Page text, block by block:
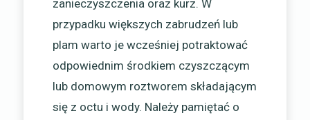
zanieczyszczenia oraz kurz. W
przypadku większych zabrudzeń lub
plam warto je wcześniej potraktować
odpowiednim środkiem czyszczącym
lub domowym roztworem składającym
się z octu i wody. Należy pamiętać o